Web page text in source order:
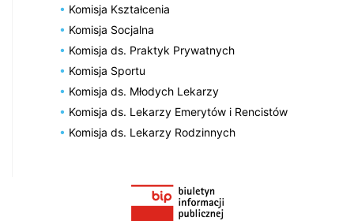
Komisja Kształcenia
Komisja Socjalna
Komisja ds. Praktyk Prywatnych
Komisja Sportu
Komisja ds. Młodych Lekarzy
Komisja ds. Lekarzy Emerytów i Rencistów
Komisja ds. Lekarzy Rodzinnych